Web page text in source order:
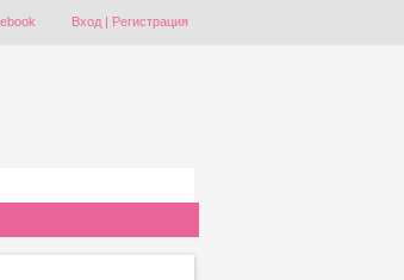
Вход| Регистрация